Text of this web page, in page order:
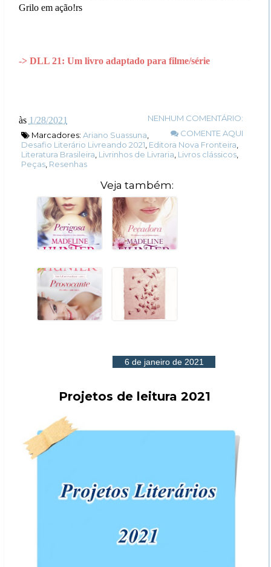
Grilo em ação!rs
-> DLL 21: Um livro adaptado para filme/série
às 1/28/2021
NENHUM COMENTÁRIO:
COMENTE AQUI
Marcadores: Ariano Suassuna
Desafio Literário Livreando 2021 Editora Nova Fronteira
Literatura Brasileira Livrinhos de Livraria Livros clássicos,
Peças, Resenhas
Veja também:
6 de janeiro de 2021
Projetos de leitura 2021